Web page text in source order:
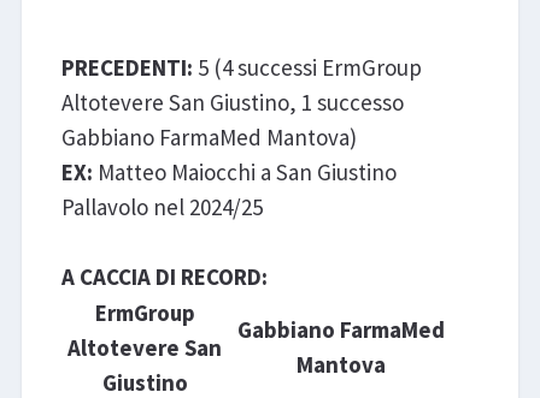
PRECEDENTI: 5 (4 successi ErmGroup
Altotevere San Giustino, 1 successo
Gabbiano FarmaMed Mantova)
EX: Matteo Maiocchi a San Giustino
Pallavolo nel 2024/25
A CACCIA DI RECORD:
ErmGroup
Altotevere San
Giustino
Gabbiano FarmaMed
Mantova